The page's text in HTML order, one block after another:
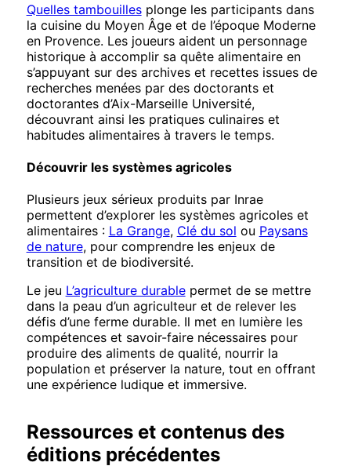
Quelles tambouillesplonge les participants dans
la cuisine du Moyen Âge et de l’époque Moderne
en Provence. Les joueurs aident un personnage
historique à accomplir sa quête alimentaire en
s’appuyant sur des archives et recettes issues de
recherches menées par des doctorants et
doctorantes d’Aix-Marseille Université,
découvrant ainsi les pratiques culinaires et
habitudes alimentaires à travers le temps.
Découvrir les systèmes agricoles
Plusieurs jeux sérieux produits par Inrae
permettent d’explorer les systèmes agricoles et
alimentaires : La Grange, Clé du sol ou Paysans
de nature, pour comprendre les enjeux de
transition et de biodiversité.
Le jeu L’agriculture durablepermet de se mettre
dans la peau d’un agriculteur et de relever les
défis d’une ferme durable. Il met en lumière les
compétences et savoir-faire nécessaires pour
produire des aliments de qualité, nourrir la
population et préserver la nature, tout en offrant
une expérience ludique et immersive.
Ressources et contenus des
éditions précédentes